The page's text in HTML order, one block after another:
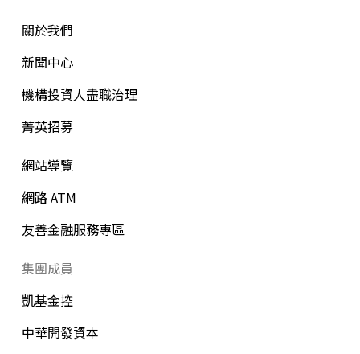
關於我們
新聞中心
機構投資人盡職治理
菁英招募
網站導覽
網路 ATM
友善金融服務專區
集團成員
凱基金控
中華開發資本